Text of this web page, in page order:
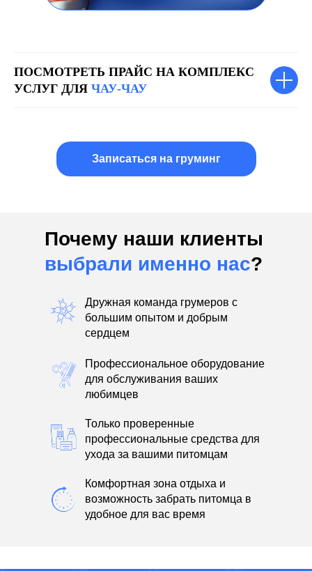
ПОСМОТРЕТЬ ПРАЙС НА КОМПЛЕКС
УСЛУГ ДЛЯ ЧАУ-ЧАУ
Записаться на груминг
Почему наши клиенты
выбрали именно нас?
Дружная команда грумеров с
большим опытом и добрым
сердцем
Профессиональное оборудование
для обслуживания ваших
любимцев
Только проверенные
профессиональные средства для
ухода за вашими питомцам
Комфортная зона отдыха и
возможность забрать питомца в
удобное для вас время